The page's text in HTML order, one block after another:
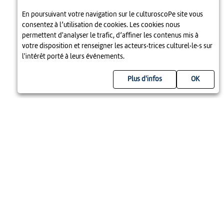
En poursuivant votre navigation sur le culturoscoPe site vous
consentez à l’utilisation de cookies. Les cookies nous
permettent d'analyser le trafic, d’affiner les contenus mis à
votre disposition et renseigner les acteurs·trices culturel·le·s sur
l'intérêt porté à leurs événements.
Plus d'infos